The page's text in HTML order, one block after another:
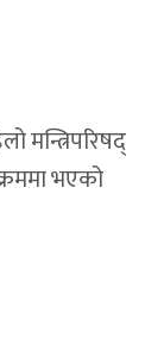
मन्त्रिपरिषद्
भएको